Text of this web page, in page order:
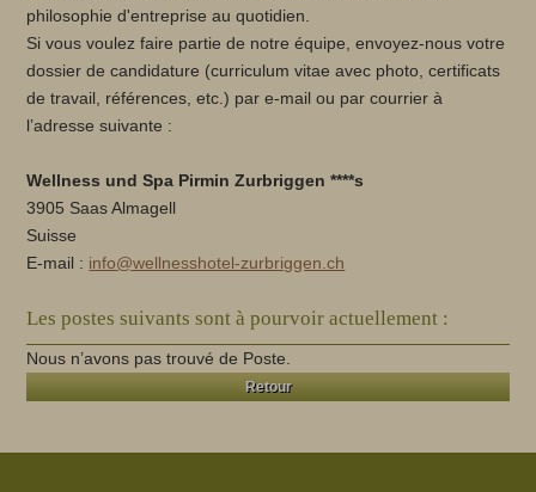
philosophie d'entreprise au quotidien.
Si vous voulez faire partie de notre équipe, envoyez-nous votre
dossier de candidature (curriculum vitae avec photo, certificats
de travail, références, etc.) par e-mail ou par courrier à
l’adresse suivante :
Wellness und Spa Pirmin Zurbriggen ****s
3905 Saas Almagell
Suisse
E-mail : info@wellnesshotel-zurbriggen.ch
Les postes suivants sont à pourvoir actuellement :
Nous n’avons pas trouvé de Poste.
Retour